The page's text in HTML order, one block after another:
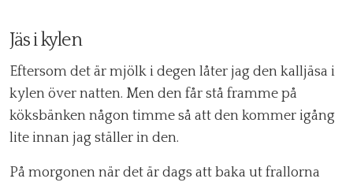
Jäs i kylen
Eftersom det är mjölk i degen låter jag den kalljäsa i
kylen över natten. Men den får stå framme på
köksbänken någon timme så att den kommer igång
lite innan jag ställer in den.
På morgonen när det är dags att baka ut frallorna